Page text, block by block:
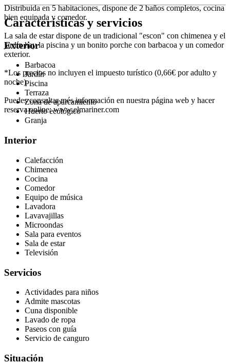
Distribuida en 5 habitaciones, dispone de 2 baños completos, cocina
bien equipada y comedor.
La sala de estar dispone de un tradicional "escon" con chimenea y el
jardín hay la piscina y un bonito porche con barbacoa y un comedor
exterior.
*Los precios no incluyen el impuesto turístico (0,66€ por adulto y
noche)
Puedes consultar més información en nuestra página web y hacer
reserva online: www.elmariner.com
Características y servicios
Exterior
Barbacoa
Jardín
Piscina
Terraza
Zona de aparcamiento
Huerto ecológico
Granja
Interior
Calefacción
Chimenea
Cocina
Comedor
Equipo de música
Lavadora
Lavavajillas
Microondas
Sala para eventos
Sala de estar
Televisión
Servicios
Actividades para niños
Admite mascotas
Cuna disponible
Lavado de ropa
Paseos con guía
Servicio de canguro
Situación